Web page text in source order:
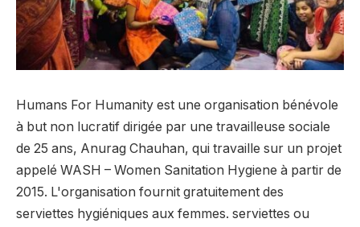
Humans For Humanity est une organisation bénévole
à but non lucratif dirigée par une travailleuse sociale
de 25 ans, Anurag Chauhan, qui travaille sur un projet
appelé WASH – Women Sanitation Hygiene à partir de
2015. L'organisation fournit gratuitement des
serviettes hygiéniques aux femmes. serviettes ou